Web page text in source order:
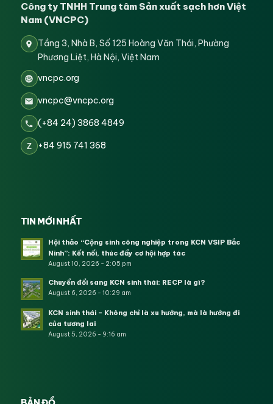
Công ty TNHH Trung tâm Sản xuất sạch hơn Việt
Nam (VNCPC)
Tầng 3, Nhà B, Số 125 Hoàng Văn Thái, Phường
Phương Liệt, Hà Nội, Việt Nam
vncpc.org
vncpc@vncpc.org
(+84 24) 3868 4849
Z +84 915 741 368
TIN MỚI NHẤT
Hội thảo “Cộng sinh công nghiệp trong KCN VSIP Bắc
Ninh”: Kết nối, thúc đẩy cơ hội hợp tác
August 10, 2026 - 2:05 pm
Chuyển đổi sang KCN sinh thái: RECP là gì?
August 6, 2026 - 10:29 am
KCN sinh thái – Không chỉ là xu hướng, mà là hướng đi
của tương lai
August 5, 2026 - 9:16 am